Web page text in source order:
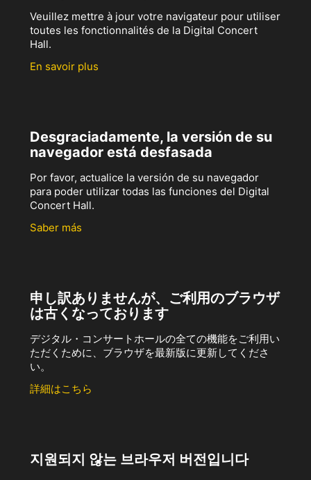
Veuillez mettre à jour votre navigateur pour utiliser
toutes les fonctionnalités de la Digital Concert
Hall.
En savoir plus
Desgraciadamente, la versión de su
navegador está desfasada
Por favor, actualice la versión de su navegador
para poder utilizar todas las funciones del Digital
Concert Hall.
Saber más
申し訳ありませんが、ご利用のブラウザ
は古くなっております
デジタル・コンサートホールの全ての機能をご利用い
ただくために、ブラウザを最新版に更新してくださ
い。
詳細はこちら
지원되지 않는 브라우저 버전입니다